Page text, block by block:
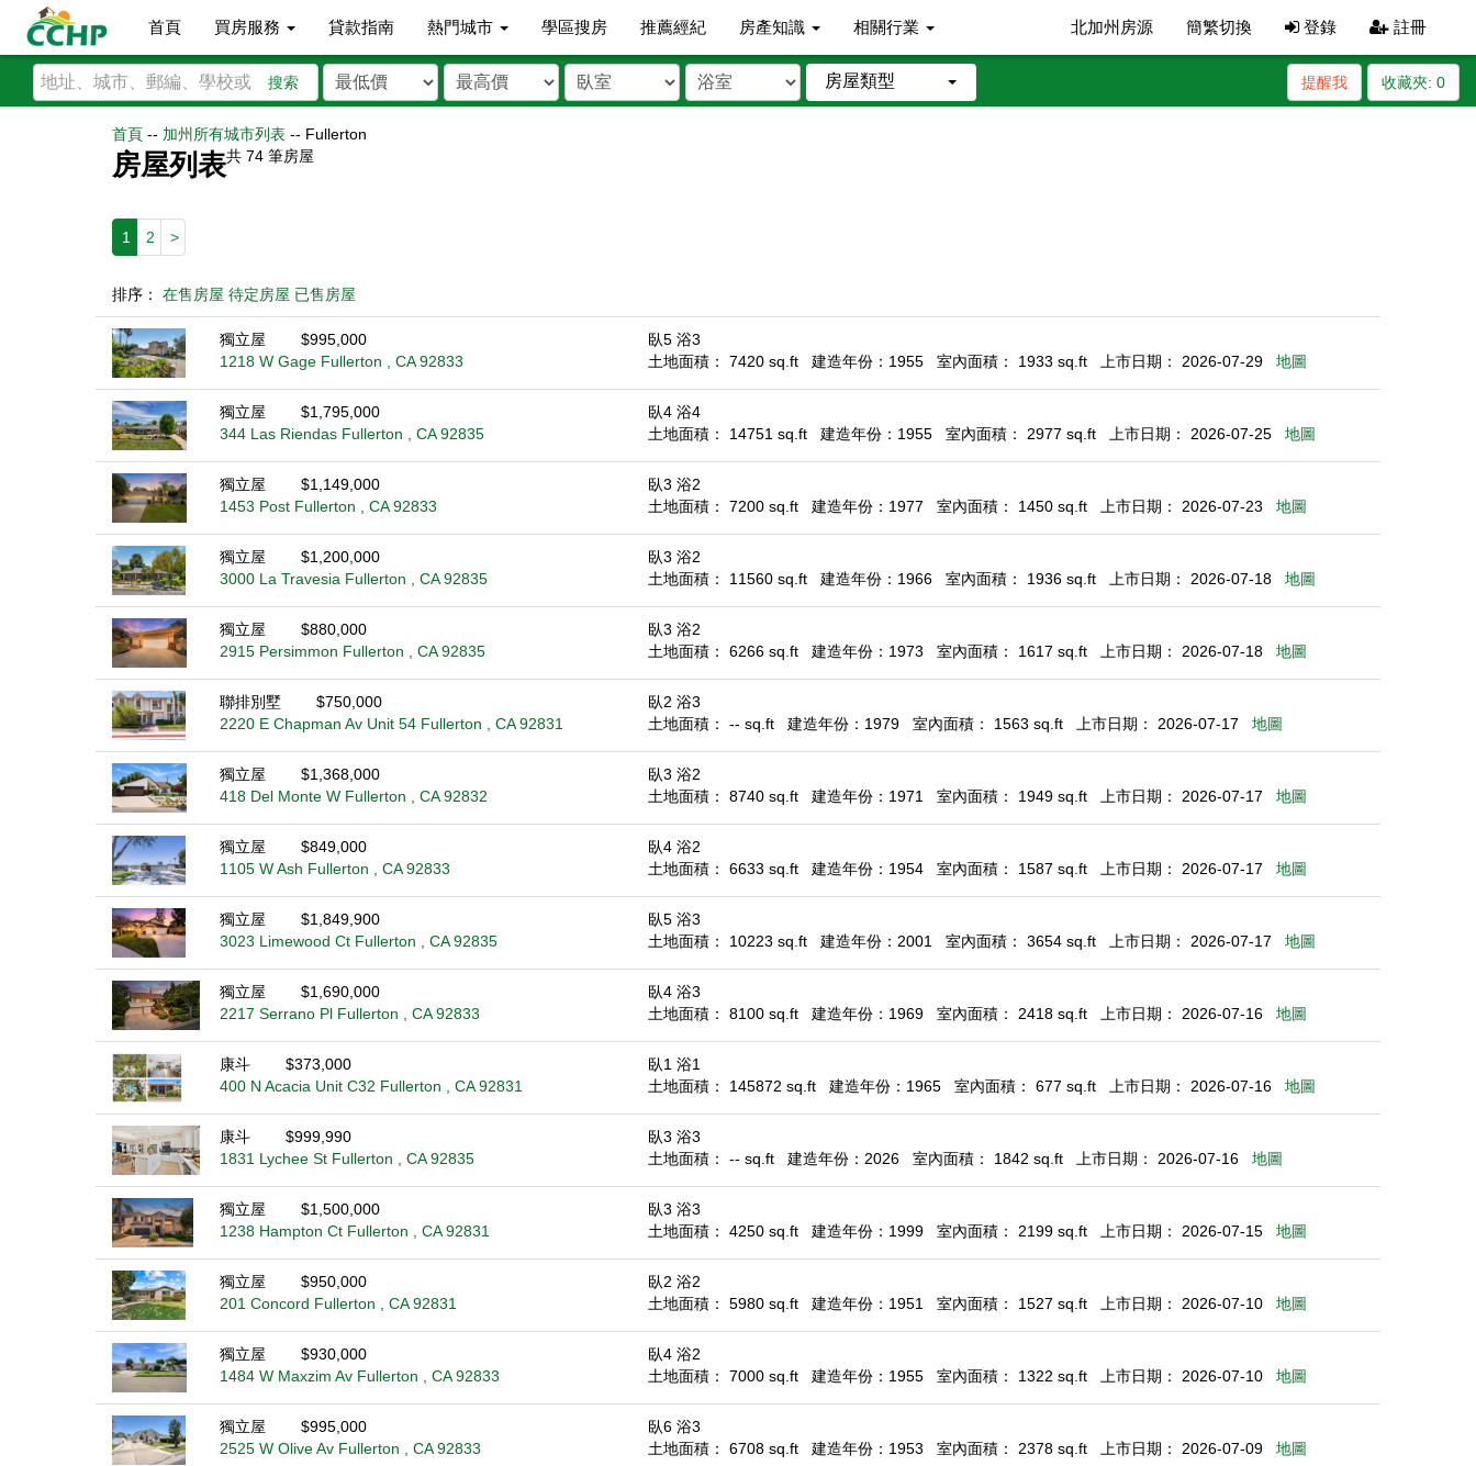
首頁 買房服務 貸款指南 熱門城市 學區搜房 推薦經紀 房產知識 相關行業 北加州房源 簡繁切換 登錄 註冊
搜索 房屋類型 收藏夾: 0
提醒我
首頁 -- 加州所有城市列表 -- Fullerton
房屋列表共 74 筆房屋
1 2 >
排序： 在售房屋 待定房屋 已售房屋
獨立屋
$995,000
1218 W Gage Fullerton , CA 92833
臥5 浴3
土地面積： 7420 sq.ft
建造年份：1955 室內面積： 1933 sq.ft 上市日期： 2026-07-29 地圖
獨立屋
$1,795,000
344 Las Riendas Fullerton , CA 92835
臥4 浴4
土地面積： 14751 sq.ft
建造年份：1955 室內面積： 2977 sq.ft 上市日期： 2026-07-25 地圖
獨立屋
$1,149,000
1453 Post Fullerton , CA 92833
臥3 浴2
土地面積： 7200 sq.ft
建造年份：1977 室內面積： 1450 sq.ft 上市日期： 2026-07-23 地圖
獨立屋
$1,200,000
3000 La Travesia Fullerton , CA 92835
臥3 浴2
土地面積： 11560 sq.ft
建造年份：1966 室內面積： 1936 sq.ft 上市日期： 2026-07-18 地圖
獨立屋
$880,000
2915 Persimmon Fullerton , CA 92835
臥3 浴2
土地面積： 6266 sq.ft
建造年份：1973 室內面積： 1617 sq.ft 上市日期： 2026-07-18 地圖
聯排別墅
$750,000
2220 E Chapman Av Unit 54 Fullerton , CA 92831
臥2 浴3
土地面積： -- sq.ft
建造年份：1979 室內面積： 1563 sq.ft 上市日期： 2026-07-17 地圖
獨立屋
$1,368,000
418 Del Monte W Fullerton , CA 92832
臥3 浴2
土地面積： 8740 sq.ft
建造年份：1971 室內面積： 1949 sq.ft 上市日期： 2026-07-17 地圖
獨立屋
$849,000
1105 W Ash Fullerton , CA 92833
臥4 浴2
土地面積： 6633 sq.ft
建造年份：1954 室內面積： 1587 sq.ft 上市日期： 2026-07-17 地圖
獨立屋
$1,849,900
3023 Limewood Ct Fullerton , CA 92835
臥5 浴3
土地面積： 10223 sq.ft
建造年份：2001 室內面積： 3654 sq.ft 上市日期： 2026-07-17 地圖
獨立屋
$1,690,000
2217 Serrano Pl Fullerton , CA 92833
臥4 浴3
土地面積： 8100 sq.ft
建造年份：1969 室內面積： 2418 sq.ft 上市日期： 2026-07-16 地圖
康斗
$373,000
400 N Acacia Unit C32 Fullerton , CA 92831
臥1 浴1
土地面積： 145872 sq.ft
建造年份：1965 室內面積： 677 sq.ft 上市日期： 2026-07-16 地圖
康斗
$999,990
1831 Lychee St Fullerton , CA 92835
臥3 浴3
土地面積： -- sq.ft
建造年份：2026 室內面積： 1842 sq.ft 上市日期： 2026-07-16 地圖
獨立屋
$1,500,000
1238 Hampton Ct Fullerton , CA 92831
臥3 浴3
土地面積： 4250 sq.ft
建造年份：1999 室內面積： 2199 sq.ft 上市日期： 2026-07-15 地圖
獨立屋
$950,000
201 Concord Fullerton , CA 92831
臥2 浴2
土地面積： 5980 sq.ft
建造年份：1951 室內面積： 1527 sq.ft 上市日期： 2026-07-10 地圖
獨立屋
$930,000
1484 W Maxzim Av Fullerton , CA 92833
臥4 浴2
土地面積： 7000 sq.ft
建造年份：1955 室內面積： 1322 sq.ft 上市日期： 2026-07-10 地圖
獨立屋
$995,000
2525 W Olive Av Fullerton , CA 92833
臥6 浴3
土地面積： 6708 sq.ft
建造年份：1953 室內面積： 2378 sq.ft 上市日期： 2026-07-09 地圖